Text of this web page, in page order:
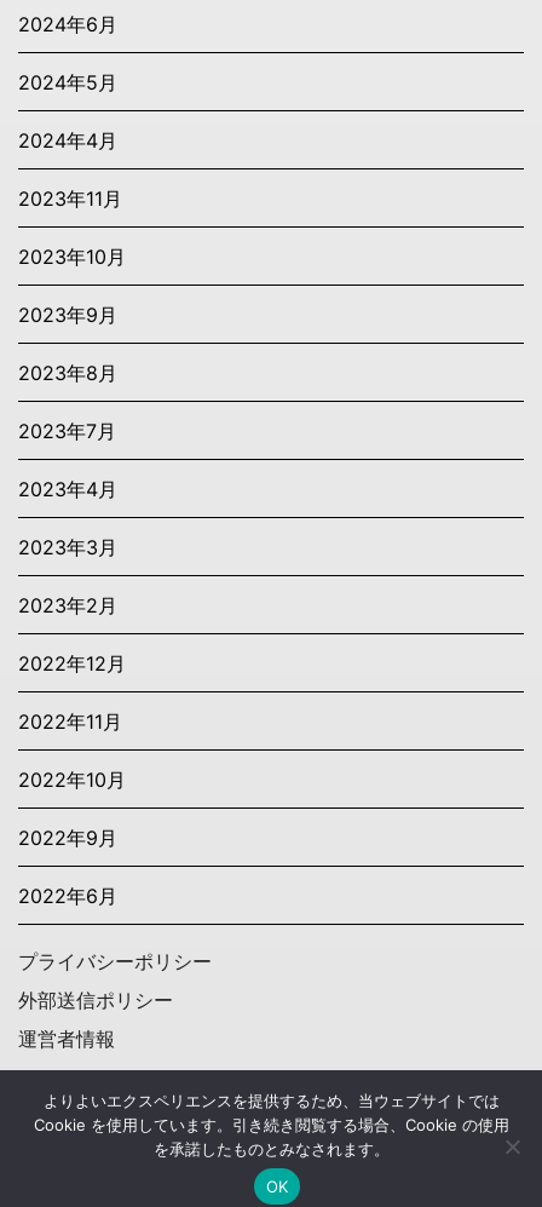
2024年6月
2024年5月
2024年4月
2023年11月
2023年10月
2023年9月
2023年8月
2023年7月
2023年4月
2023年3月
2023年2月
2022年12月
2022年11月
2022年10月
2022年9月
2022年6月
プライバシーポリシー
外部送信ポリシー
運営者情報
OTONATASHINAMI
～大人のためのエンタメ情報～人生で経験しておきたい”大人の嗜み”にフォー
カスして役立つ情報をお届けしています
© 2026 OTONATASHINAMI
よりよいエクスペリエンスを提供するため、当ウェブサイトでは
Cookie を使用しています。引き続き閲覧する場合、Cookie の使用
を承諾したものとみなされます。
OK